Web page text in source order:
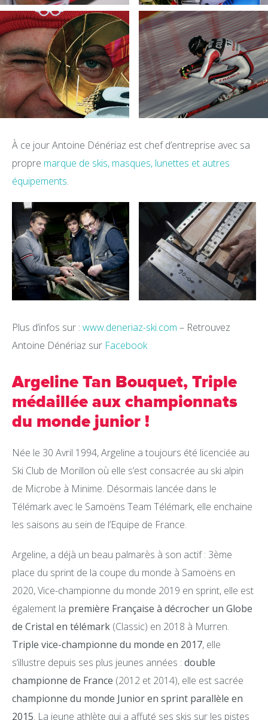
À ce jour Antoine Dénériaz est chef d’entreprise avec sa
propre marque de skis, masques, lunettes et autres
équipements.
Plus d’infos sur : www.deneriaz-ski.com – Retrouvez
Antoine Dénériaz sur Facebook
Argeline Tan Bouquet, Triple
médaillée aux championnats
du monde junior !
Née le 30 Avril 1994, Argeline a toujours été licenciée au
Ski Club de Morillon où elle s’est consacrée au ski alpin
de Microbe à Minime. Désormais lancée dans le
Télémark avec le Samoëns Team Télémark, elle enchaine
les saisons au sein de l’Equipe de France.
Argeline, a déjà un beau palmarès à son actif : 3ème
place du sprint de la coupe du monde à Samoëns en
2020, Vice-championne du monde 2019 en sprint, elle est
également la première Française à décrocher un Globe
de Cristal en télémark (Classic) en 2018 à Murren.
Triple vice-championne du monde en 2017, elle
s’illustre depuis ses plus jeunes années : double
championne de France (2012 et 2014), elle est sacrée
championne du monde Junior en sprint parallèle en
2015. La jeune athlète qui a affuté ses skis sur les pistes